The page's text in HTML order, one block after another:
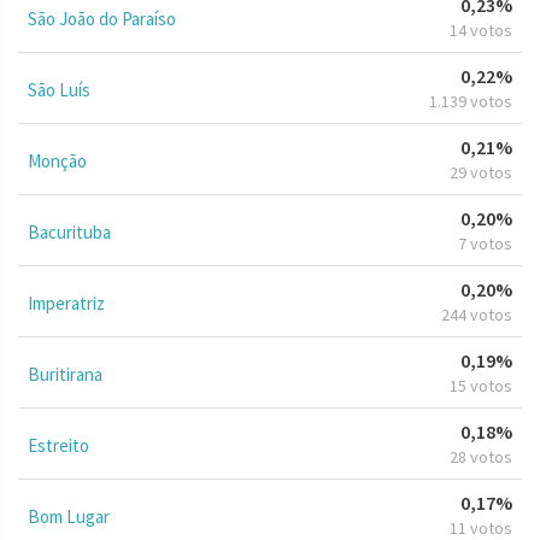
São João do Paraíso 14 votos
São Luís
0,22%
1.139 votos
Monção
0,21%
29 votos
Bacurituba
0,20%
7 votos
Imperatriz
0,20%
244 votos
Buritirana
0,19%
15 votos
Estreito
0,18%
28 votos
Bom Lugar
0,17%
11 votos